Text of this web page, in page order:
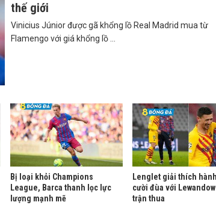
thế giới
Vinicius Júnior được gã khổng lồ Real Madrid mua từ
Flamengo với giá khổng lồ ...
Bị loại khỏi Champions
League, Barca thanh lọc lực
lượng mạnh mẽ
Lenglet giải thích
cười đùa với
trận thua